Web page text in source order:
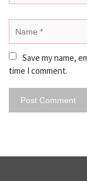
Save my name,
time I comment.